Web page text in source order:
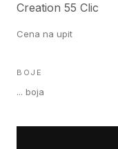
Creation 55 Clic
Cena na upit
BOJE
... boja